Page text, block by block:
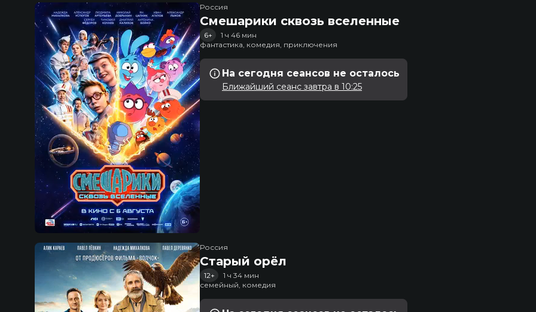
Россия
Смешарики сквозь вселенные
6+
1 ч 46 мин
фантастика, комедия, приключения
На сегодня сеансов не осталось
Ближайший сеанс завтра в 10:25
Россия
Старый орёл
12+
1 ч 34 мин
семейный, комедия